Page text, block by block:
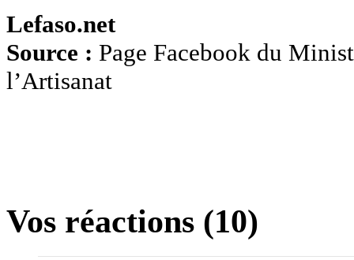
Lefaso.net
Source : Page Facebook du
l’Artisanat
Vos réactions (10)